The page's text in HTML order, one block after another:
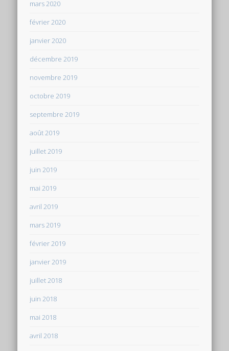
mars 2020
février 2020
janvier 2020
décembre 2019
novembre 2019
octobre 2019
septembre 2019
août 2019
juillet 2019
juin 2019
mai 2019
avril 2019
mars 2019
février 2019
janvier 2019
juillet 2018
juin 2018
mai 2018
avril 2018